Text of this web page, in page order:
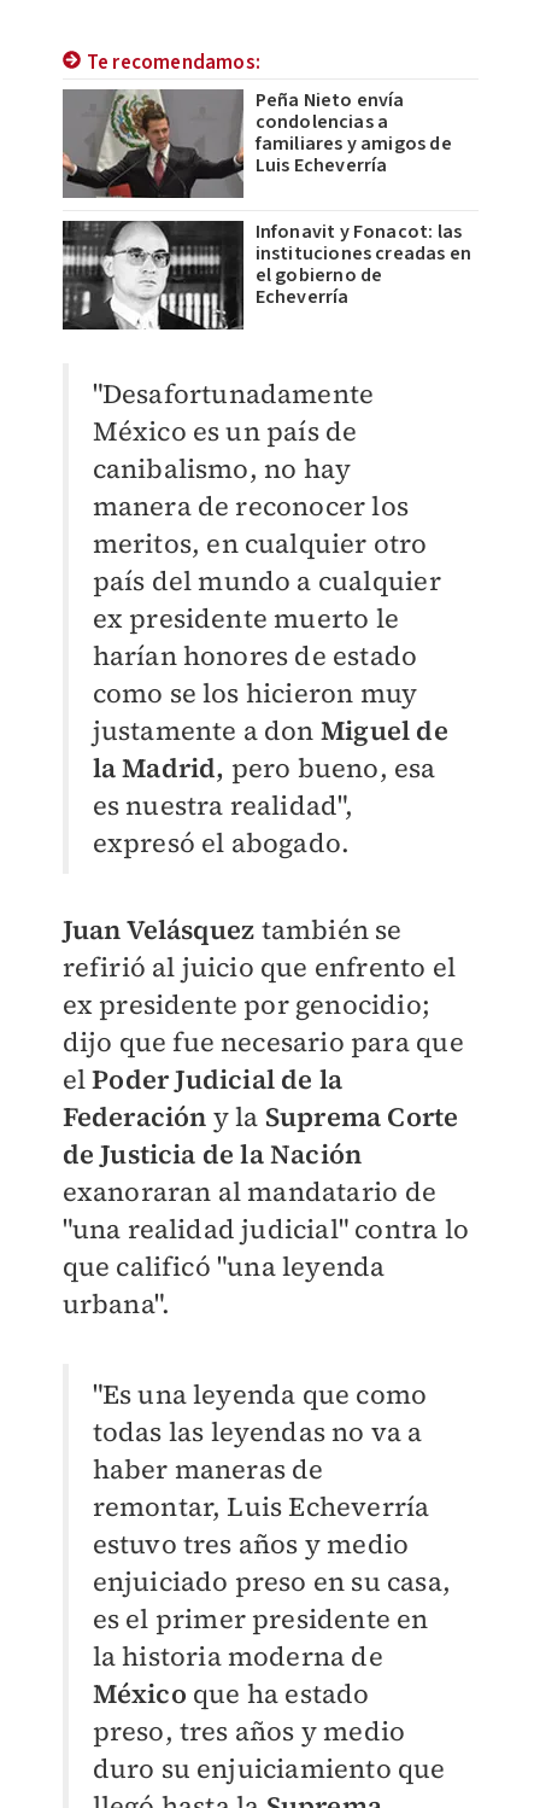
Te recomendamos:
Peña Nieto envía
condolencias a
familiares y amigos de
Luis Echeverría
Infonavit y Fonacot: las
instituciones creadas en
el gobierno de
Echeverría
"Desafortunadamente
México es un país de
canibalismo, no hay
manera de reconocer los
meritos, en cualquier otro
país del mundo a cualquier
ex presidente muerto le
harían honores de estado
como se los hicieron muy
justamente a don Miguel de
la Madrid, pero bueno, esa
es nuestra realidad",
expresó el abogado.
Juan Velásquez también se
refirió al juicio que enfrento el
ex presidente por genocidio;
dijo que fue necesario para que
elPoder Judicial de la
Federación y la Suprema Corte
de Justicia de la Nación
exanoraran al mandatario de
"una realidad judicial" contra lo
que calificó "una leyenda
urbana".
"Es una leyenda que como
todas las leyendas no va a
haber maneras de
remontar, Luis Echeverría
estuvo tres años y medio
enjuiciado preso en su casa,
es el primer presidente en
la historia moderna de
México que ha estado
preso, tres años y medio
duro su enjuiciamiento que